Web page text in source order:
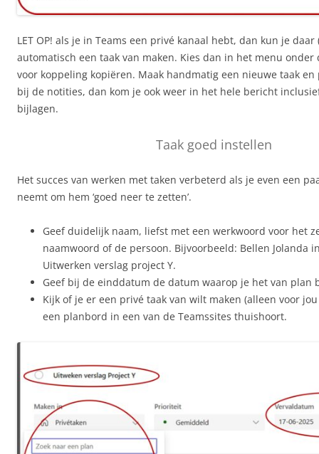
LET OP! als je in Teams een privé kanaal hebt, dan kun je daar
automatisch een taak van maken. Kies dan in het menu
voor koppeling kopiëren. Maak handmatig een nieuwe taak
bij de notities, dan kom je ook weer in het hele bericht
bijlagen.
Taak goed instellen
Het succes van werken met taken verbeterd als je even een
neemt om hem ‘goed neer te zetten’.
Geef duidelijk naam, liefst met een werkwoord voor het
naamwoord of de persoon. Bijvoorbeeld: Bellen Jolanda
Uitwerken verslag project Y.
Geef bij de einddatum de datum waarop je het van plan
Kijk of je er een privé taak van wilt maken (alleen voor
een planbord in een van de Teamssites thuishoort.